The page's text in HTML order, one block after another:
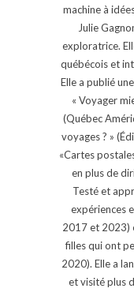
machine à
Julie
exploratrice.
québécois et
Elle a publié
« Voyager
(Québec
voyages ? »
«Cartes
en plus de
Testé et
expériences
2017 et 2023)
filles qui ont
2020). Elle a
et visité plus